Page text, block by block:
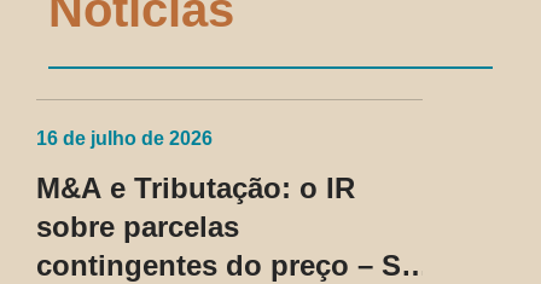
16 de julho de 2026
M&A e Tributação: o IR
sobre parcelas
contingentes do preço – SC